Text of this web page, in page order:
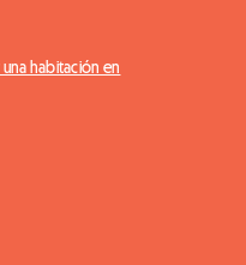
una habitación en